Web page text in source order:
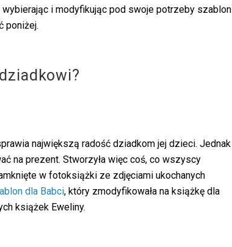
i modyfikując pod swoje potrzeby szablon
poniżej.
największą radość dziadkom jej dzieci. Jednak
na prezent. Stworzyła więc coś, co wszyscy
w fotoksiążki ze zdjęciami ukochanych
dla Babci, który zmodyfikowała na książkę dla
książek Eweliny.